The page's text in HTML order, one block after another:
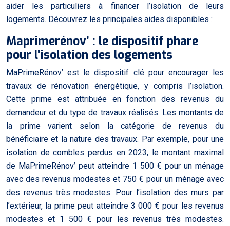
aider les particuliers à financer l’isolation de leurs
logements. Découvrez les principales aides disponibles :
Maprimerénov’ : le dispositif phare
pour l’isolation des logements
MaPrimeRénov’ est le dispositif clé pour encourager les
travaux de rénovation énergétique, y compris l’isolation.
Cette prime est attribuée en fonction des revenus du
demandeur et du type de travaux réalisés. Les montants de
la prime varient selon la catégorie de revenus du
bénéficiaire et la nature des travaux. Par exemple, pour une
isolation de combles perdus en 2023, le montant maximal
de MaPrimeRénov’ peut atteindre 1 500 € pour un ménage
avec des revenus modestes et 750 € pour un ménage avec
des revenus très modestes. Pour l’isolation des murs par
l’extérieur, la prime peut atteindre 3 000 € pour les revenus
modestes et 1 500 € pour les revenus très modestes.